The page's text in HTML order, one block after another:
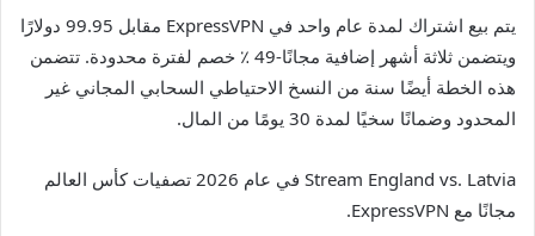
يتم بيع اشتراك لمدة عام واحد في ExpressVPN مقابل 99.95 دولارًا
ويتضمن ثلاثة أشهر إضافية مجانًا-49 ٪ خصم لفترة محدودة. تتضمن
هذه الخطة أيضًا سنة من النسخ الاحتياطي السحابي المجاني غير
المحدود وضمانًا سخيًا لمدة 30 يومًا من المال.
Stream England vs. Latvia في عام 2026 تصفيات كأس العالم
مجانًا مع ExpressVPN.